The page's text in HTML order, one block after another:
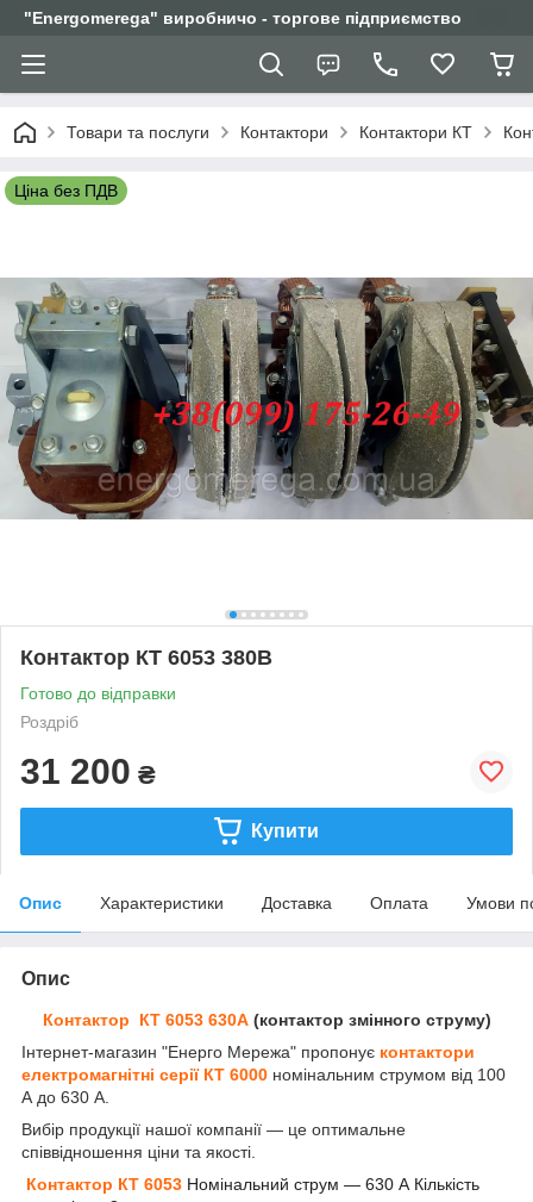
"Еnergomerega" виробничо - торгове підприємство
Товари та послуги Контактори Контактори КТ
Ціна без ПДВ
Контактор КТ 6053 380В
Готово до відправки
Роздріб
31 200 ₴
Купити
Опис Характеристики Доставка Оплата Умови
Опис
Контактор КТ 6053 630А(контактор змінного струму)
Інтернет-магазин "Енерго Мережа" пропонує контактори
електромагнітні серії КТ 6000 номінальним струмом від 100
А до 630 А.
Вибір продукції нашої компанії — це оптимальне
співвідношення ціни та якості.
Контактор КТ 6053 Номінальний струм — 630 А Кількість